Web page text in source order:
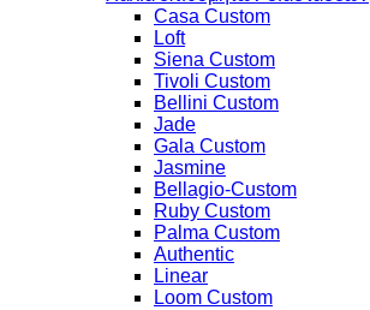
Casa Custom
Loft
Siena Custom
Tivoli Custom
Bellini Custom
Jade
Gala Custom
Jasmine
Bellagio-Custom
Ruby Custom
Palma Custom
Authentic
Linear
Loom Custom